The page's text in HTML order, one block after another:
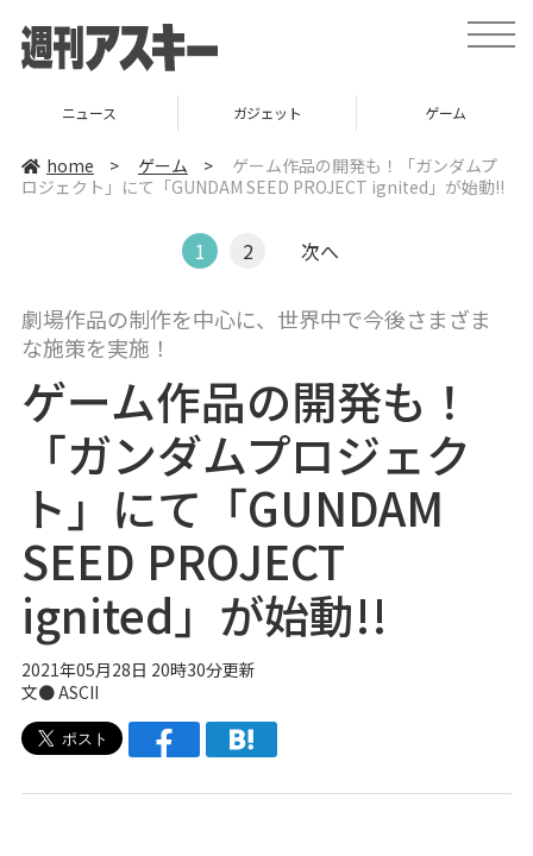
t
o
a
v
i
ニュース ガジェット ゲーム
home > ゲーム >
ゲーム作品の開発も！「ガンダムプ
ロジェクト」にて「GUNDAM SEED PROJECT ignited」が始動!!
1 2 次へ
劇場作品の制作を中心に、世界中で今後さまざま
な施策を実施！
ゲーム作品の開発も！
「ガンダムプロジェク
ト」にて「GUNDAM
SEED PROJECT
ignited」が始動!!
2021年05月28日 20時30分更新
文● ASCII